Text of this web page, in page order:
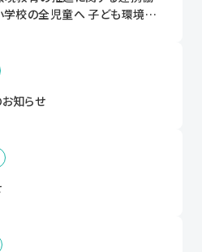
学校の全児童へ 子ども環境教
知らせ